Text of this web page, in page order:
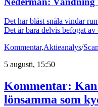
Det har blåst snåla vindar
Det är bara delvis befogat
Kommentar,Aktieanalys/
5 augusti, 15:50
Kommentar:
lönsamma som